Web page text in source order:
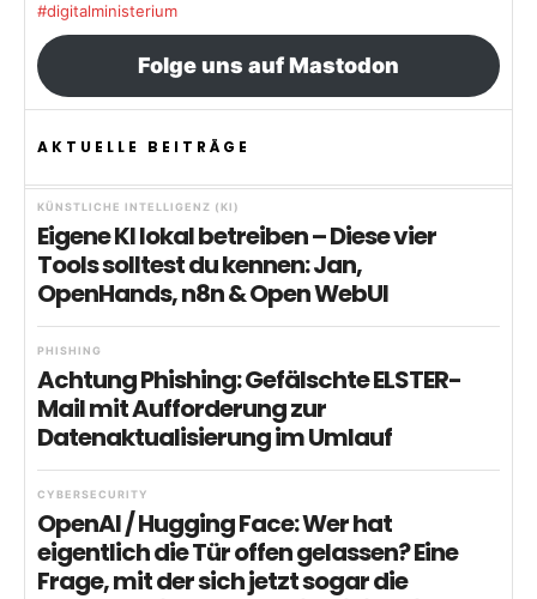
#digitalministerium
Folge uns auf Mastodon
AKTUELLE BEITRÄGE
KÜNSTLICHE INTELLIGENZ (KI)
Eigene KI lokal betreiben – Diese vier
Tools solltest du kennen: Jan,
OpenHands, n8n & Open WebUI
PHISHING
Achtung Phishing: Gefälschte ELSTER-
Mail mit Aufforderung zur
Datenaktualisierung im Umlauf
CYBERSECURITY
OpenAI / Hugging Face: Wer hat
eigentlich die Tür offen gelassen? Eine
Frage, mit der sich jetzt sogar die